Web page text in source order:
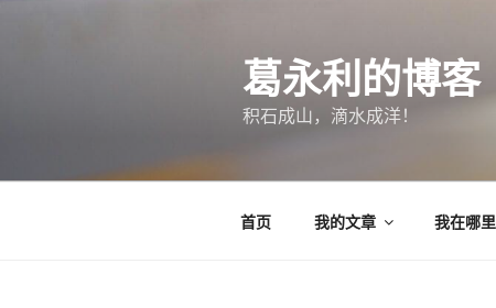
葛永利的博客
积石成山，滴水成洋！
首页 我的文章 我在哪里